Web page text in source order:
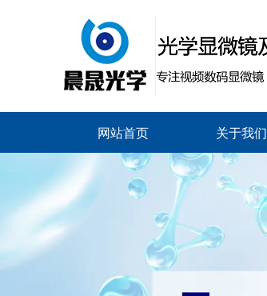
网站首页 关于我们